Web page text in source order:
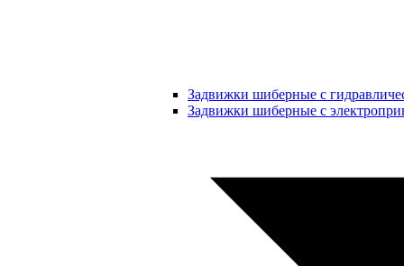
Задвижки шиберные с
Задвижки шиберные с